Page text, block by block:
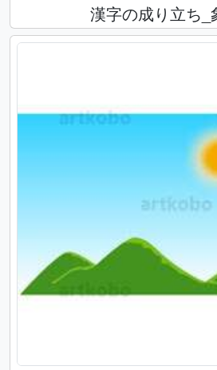
漢字の成り立ち_